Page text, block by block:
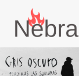
Saltar
contenido
principal
Navegación
principal